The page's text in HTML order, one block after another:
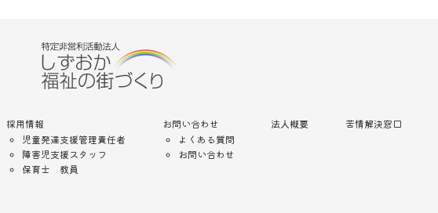
採用情報
児童発達支援管理責任者
障害児支援スタッフ
保育士 教員
お問い合わせ
よくある質問
お問い合わせ
法人概要 苦情解決窓口